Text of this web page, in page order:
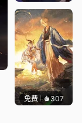
免费 307小鬼